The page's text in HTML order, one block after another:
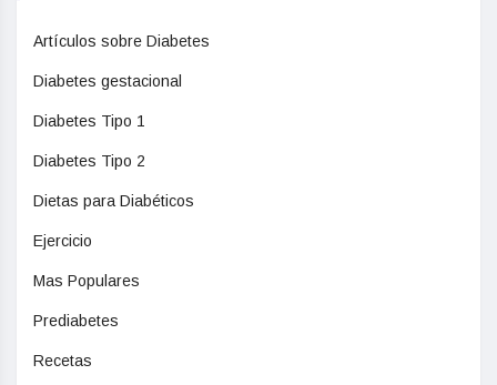
Artículos sobre Diabetes
Diabetes gestacional
Diabetes Tipo 1
Diabetes Tipo 2
Dietas para Diabéticos
Ejercicio
Mas Populares
Prediabetes
Recetas